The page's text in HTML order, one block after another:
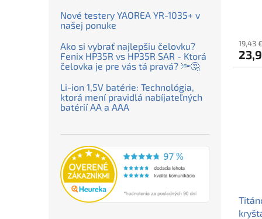
Nové testery YAOREA YR-1035+ v
našej ponuke
Ako si vybrať najlepšiu čelovku?
Fenix HP35R vs HP35R SAR - Ktorá
čelovka je pre vás tá pravá? 🔦🤔
Li-ion 1,5V batérie: Technológia,
ktorá mení pravidlá nabíjateľných
batérií AA a AAA
19,43